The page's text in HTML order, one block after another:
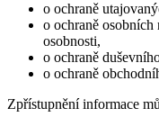
o ochraně
o ochraně
osobnosti,
o ochraně
o ochraně
Zpřístupnění informace